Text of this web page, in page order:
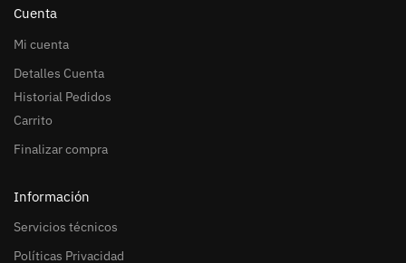
Cuenta
Mi cuenta
Detalles Cuenta
Historial Pedidos
Carrito
Finalizar compra
Información
Servicios técnicos
Políticas Privacidad